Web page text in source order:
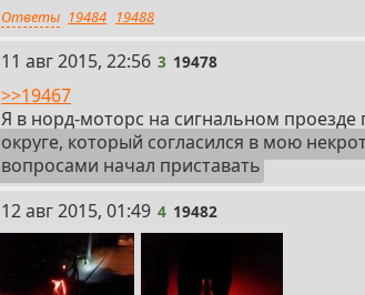
Ответы 19484 19488
3
11 авг 2015, 22:56 3 19478
>>19467
Я в норд-моторс на сигнальном
округе, который согласился в мою
вопросами начал приставать
4
12 авг 2015, 01:49 4 19482